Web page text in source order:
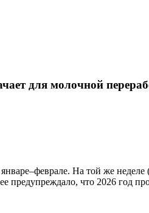
для молочной
На той же
что 2026 год